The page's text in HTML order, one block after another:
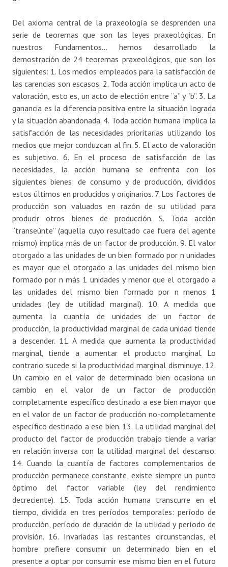
Del axioma central de la praxeología se desprenden una
serie de teoremas que son las leyes praxeológicas. En
nuestros Fundamentos… hemos desarrollado la
demostración de 24 teoremas praxeológicos, que son los
siguientes: 1. Los medios empleados para la satisfacción de
las carencias son escasos. 2. Toda acción implica un acto de
valoración, esto es, un acto de elección entre “a” y “b”. 3. La
ganancia es la diferencia positiva entre la situación lograda
y la situación abandonada. 4. Toda acción humana implica la
satisfacción de las necesidades prioritarias utilizando los
medios que mejor conduzcan al fin. 5. El acto de valoración
es subjetivo. 6. En el proceso de satisfacción de las
necesidades, la acción humana se enfrenta con los
siguientes bienes: de consumo y de producción, divididos
estos últimos en producidos y originarios. 7. Los factores de
producción son valuados en razón de su utilidad para
producir otros bienes de producción. S. Toda acción
“transeúnte” (aquella cuyo resultado cae fuera del agente
mismo) implica más de un factor de producción. 9. El valor
otorgado a las unidades de un bien formado por n unidades
es mayor que el otorgado a las unidades del mismo bien
formado por n más 1 unidades y menor que el otorgado a
las unidades del mismo bien formado por n menos 1
unidades (ley de utilidad marginal). 10. A medida que
aumenta la cuantía de unidades de un factor de
producción, la productividad marginal de cada unidad tiende
a descender. 11. A medida que aumenta la productividad
marginal, tiende a aumentar el producto marginal. Lo
contrario sucede si la productividad marginal disminuye. 12.
Un cambio en el valor de determinado bien ocasiona un
cambio en el valor de un factor de producción
completamente específico destinado a ese bien mayor que
en el valor de un factor de producción no-completamente
específico destinado a ese bien. 13. La utilidad marginal del
producto del factor de producción trabajo tiende a variar
en relación inversa con la utilidad marginal del descanso.
14. Cuando la cuantía de factores complementarios de
producción permanece constante, existe siempre un punto
óptimo del factor variable (ley del rendimiento
decreciente). 15. Toda acción humana transcurre en el
tiempo, dividida en tres períodos temporales: período de
producción, período de duración de la utilidad y período de
provisión. 16. Invariadas las restantes circunstancias, el
hombre prefiere consumir un determinado bien en el
presente a optar por consumir ese mismo bien en el futuro